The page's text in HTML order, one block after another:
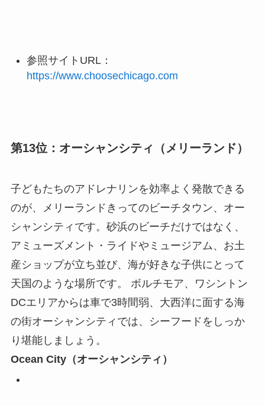
参照サイトURL：
https://www.choosechicago.com
第13位：オーシャンシティ（メリーランド）
子どもたちのアドレナリンを効率よく発散できる
のが、メリーランドきってのビーチタウン、オー
シャンシティです。砂浜のビーチだけではなく、
アミューズメント・ライドやミュージアム、お土
産ショップが立ち並び、海が好きな子供にとって
天国のような場所です。 ボルチモア、ワシントン
DCエリアからは車で3時間弱、大西洋に面する海
の街オーシャンシティでは、シーフードをしっか
り堪能しましょう。
Ocean City（オーシャンシティ）